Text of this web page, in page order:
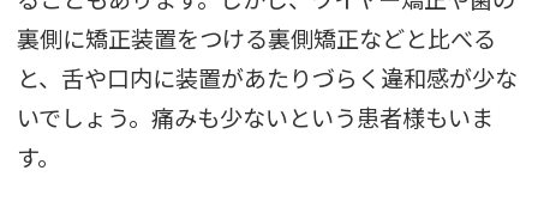
裏側に矯正装置をつける裏側矯正などと比べる
と、舌や口内に装置があたりづらく違和感が少な
いでしょう。痛みも少ないという患者様もいま
す。